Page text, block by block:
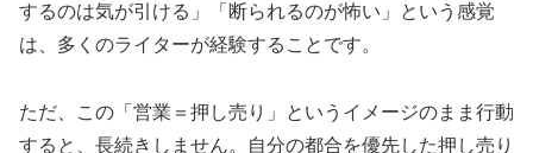
するのは気が引ける」「断られるのが怖い」という感覚
は、多くのライターが経験することです。
ただ、この「営業＝押し売り」というイメージのまま行動
すると、長続きしません。自分の都合を優先した押し売り